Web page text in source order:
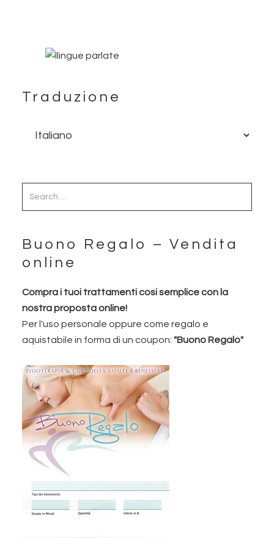
Traduzione
Buono Regalo – Vendita
online
Compra i tuoi trattamenti cosi semplice con la
nostra proposta online!
Per l'uso personale oppure come regalo e
aquistabile in forma di un coupon: "Buono Regalo"